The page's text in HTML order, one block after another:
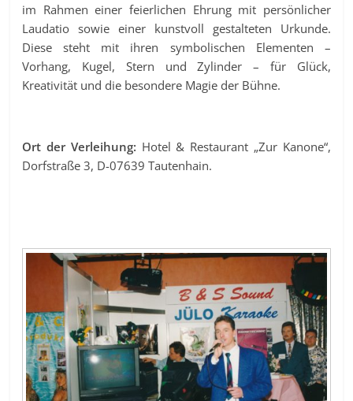
im Rahmen einer feierlichen Ehrung mit persönlicher
Laudatio sowie einer kunstvoll gestalteten Urkunde.
Diese steht mit ihren symbolischen Elementen –
Vorhang, Kugel, Stern und Zylinder – für Glück,
Kreativität und die besondere Magie der Bühne.
Ort der Verleihung: Hotel & Restaurant „Zur Kanone“,
Dorfstraße 3, D-07639 Tautenhain.